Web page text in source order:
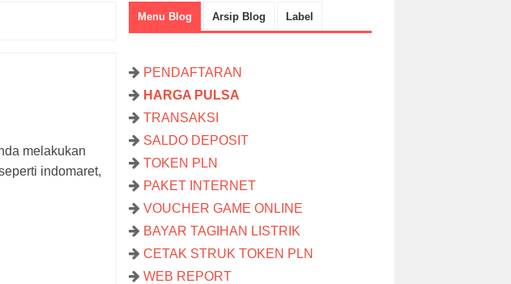
melakukan
indomaret,
Menu Blog Arsip Blog Label
PENDAFTARAN
HARGA PULSA
TRANSAKSI
SALDO DEPOSIT
TOKEN PLN
PAKET INTERNET
VOUCHER GAME ONLINE
BAYAR TAGIHAN LISTRIK
CETAK STRUK TOKEN PLN
WEB REPORT